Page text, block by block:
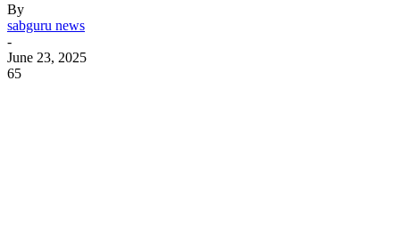
By
sabguru news
-
June 23, 2025
65